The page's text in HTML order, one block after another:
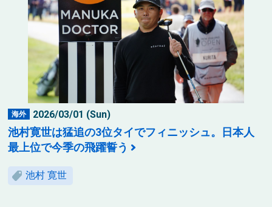
海外 2026/03/01 (Sun)
池村寛世は猛追の3位タイでフィニッシュ。日本人
最上位で今季の飛躍誓う
池村 寛世